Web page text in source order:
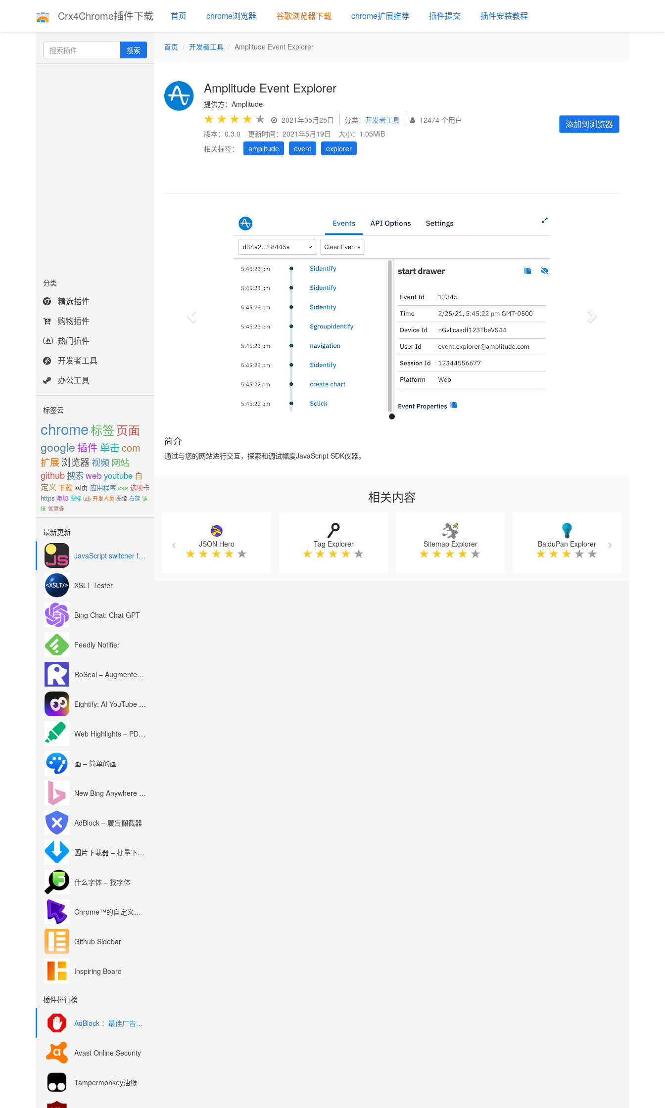
Crx4Chrome插件下载 首页 chrome浏览器 谷歌浏览器下载 chrome扩展推荐 插件提交 插件安装教程
搜索
分类
精选插件
购物插件
热门插件
开发者工具
办公工具
标签云
chrome标签页面
google 插件 单击com
扩展浏览器 视频网站
github搜索web youtube 自
定义 下载 网页 应用程序 css 选项卡
https 添加 图标 tab 开发人员 图像 右键 链
接 优惠券
最新更新
JavaScript switcher for SEO and development
XSLT Tester
Bing Chat: Chat GPT
Feedly Notifier
RoSeal – Augmented Roblox Experience
Eightify: AI YouTube Summary with ChatGPT
Web Highlights – PDF & Web Highlighter
画 – 简单的画
New Bing Anywhere (Bing Chat GPT-4)
AdBlock – 廣告攔截器
圖片下載器 – 批量下載圖片
什么字体 – 找字体
Chrome™的自定义光标
Github Sidebar
Inspiring Board
插件排行榜
AdBlock ：最佳广告拦截工具
Avast Online Security
Tampermonkey油猴
首页 开发者工具 Amplitude Event Explorer
Amplitude Event Explorer
提供方：Amplitude
★ ★ ★ ★ ★ 2021年05月25日 分类： 开发者工具
12474 个用户
版本：0.3.0
更新时间：2021年5月19日
大小：1.05MiB
相关标签：
amplitude event explorer
添加到浏览器
简介
通过与您的网站进行交互，探索和调试幅度JavaScript SDK仪器。
相关内容
JSON Hero
★ ★ ★ ★ ★
Tag Explorer
★ ★ ★ ★ ★
Sitemap Explorer
★ ★ ★ ★ ★
BaiduPan Explorer
★ ★ ★ ★ ★